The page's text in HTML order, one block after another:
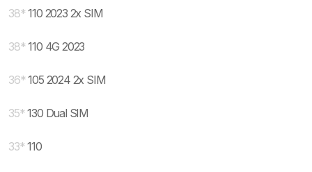
38* 110 2023 2x SIM
38* 110 4G 2023
36* 105 2024 2x SIM
35* 130 Dual SIM
33* 110